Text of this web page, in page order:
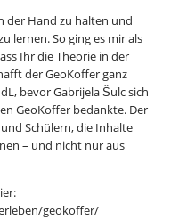
der Hand zu halten und
lernen. So ging es mir als
Ihr die Theorie in der
der GeoKoffer ganz
bevor Gabrijela Šulc sich
GeoKoffer bedankte. Der
Schülern, die Inhalte
– und nicht nur aus
geokoffer/